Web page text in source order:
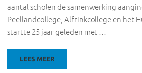
aantal scholen de samenwerking
Peellandcollege, Alfrinkcollege en het
startte 25 jaar geleden met …
LEES MEER